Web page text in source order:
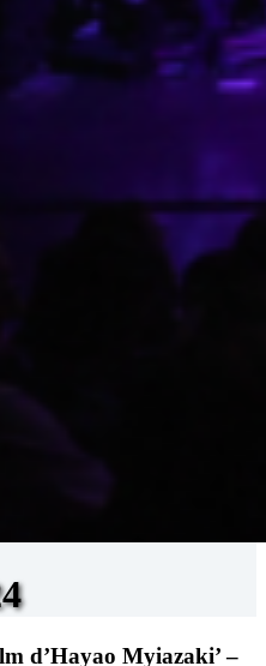
d’Hayao Myiazaki’ –